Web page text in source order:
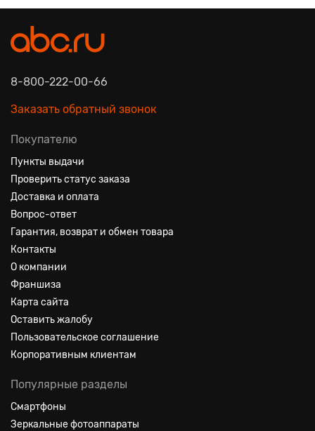
8-800-222-00-66
Заказать обратный звонок
Покупателю
Пункты выдачи
Проверить статус заказа
Доставка и оплата
Вопрос-ответ
Гарантия, возврат и обмен товара
Контакты
О компании
Франшиза
Карта сайта
Оставить жалобу
Пользовательское соглашение
Корпоративным клиентам
Популярные разделы
Смартфоны
Зеркальные фотоаппараты